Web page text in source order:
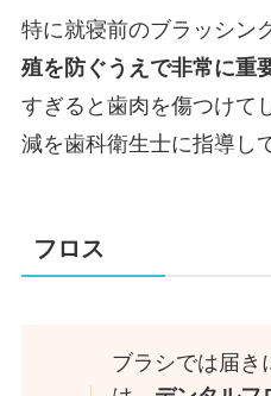
特に就寝前のブラッシン
殖を防ぐうえで非常に重
すぎると歯肉を傷つけて
減を歯科衛生士に指導し
フロス
ブラシでは届き